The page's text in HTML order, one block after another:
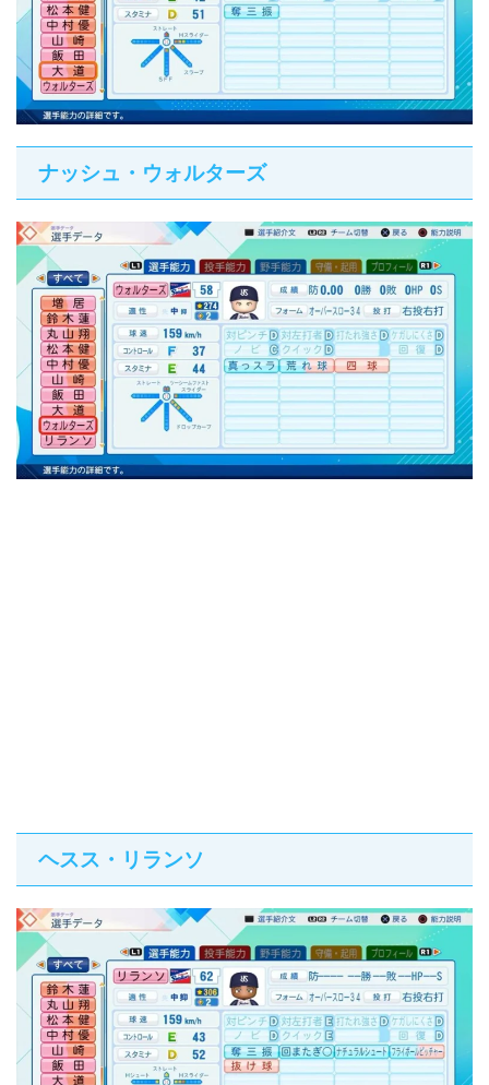
ナッシュ・ウォルターズ
ヘスス・リランソ